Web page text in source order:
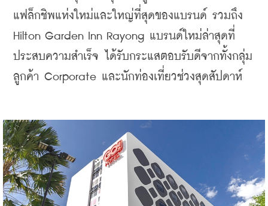
แฟล็กชิพแห่งใหม่และใหญ่ที่สุดของแบรนด์ รวมถึง
Hilton Garden Inn Rayong แบรนด์ใหม่ล่าสุดที่
ประสบความสำเร็จ ได้รับกระแสตอบรับดีจากทั้งกลุ่ม
ลูกค้า Corporate และนักท่องเที่ยวช่วงสุดสัปดาห์